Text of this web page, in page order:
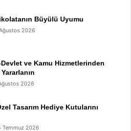
Büyülü Uyumu
2026
Devlet ve Kamu Hizmetlerinden
2026
Tasarım Hediye Kutularını
Temmuz 2026